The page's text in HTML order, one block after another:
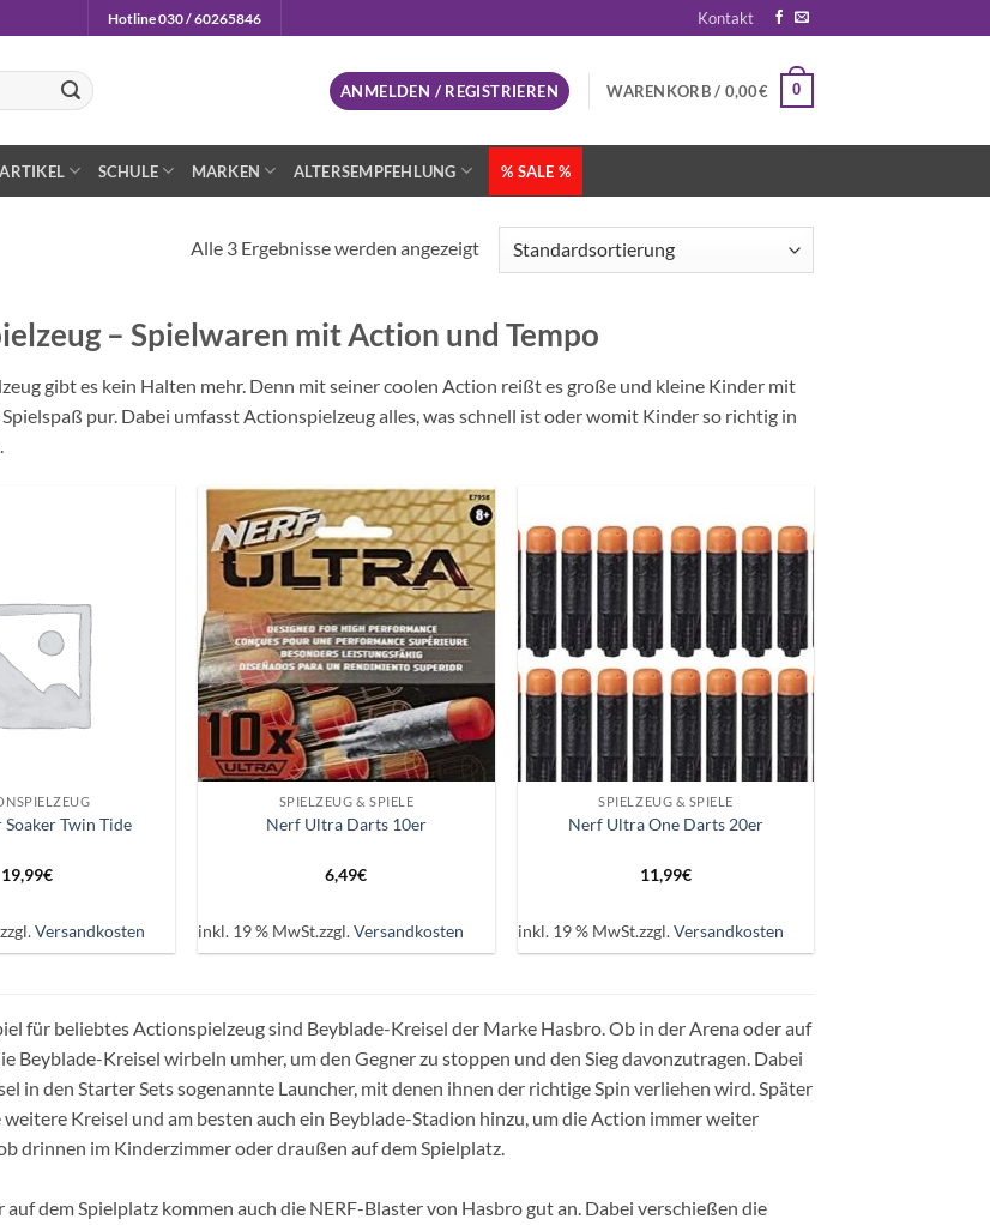
Hotline 030 / 60265846 Kontakt
ANMELDEN / REGISTRIEREN WARENKORB / 0,00€ 0
SCHULE MARKEN ALTERSEMPFEHLUNG % SALE %
Alle 3 Ergebnisse werden angezeigt
– Spielwaren mit Action und Tempo
gibt es kein Halten mehr. Denn mit seiner coolen Action reißt es große und kleine Kinder mit
pur. Dabei umfasst Actionspielzeug alles, was schnell ist oder womit Kinder so richtig in
Soaker Twin Tide
19,99€
zzgl.Versandkosten
Auf die
Wunschliste
+
SPIELZEUG & SPIELE
Nerf Ultra Darts 10er
6,49€
inkl. 19 % MwSt.zzgl.Versandkosten
Auf die
Wunschliste
+
SPIELZEUG & SPIELE
Nerf Ultra One Darts 20er
11,99€
inkl. 19 % MwSt.zzgl.Versandkosten
für beliebtes Actionspielzeug sind Beyblade-Kreisel der Marke Hasbro. Ob in der Arena oder auf
Beyblade-Kreisel wirbeln umher, um den Gegner zu stoppen und den Sieg davonzutragen. Dabei
in den Starter Sets sogenannte Launcher, mit denen ihnen der richtige Spin verliehen wird. Später
weitere Kreisel und am besten auch ein Beyblade-Stadion hinzu, um die Action immer weiter
drinnen im Kinderzimmer oder draußen auf dem Spielplatz.
auf dem Spielplatz kommen auch die NERF-Blaster von Hasbro gut an. Dabei verschießen die